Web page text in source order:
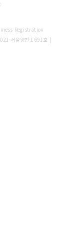
Registration
서울양천-1691호 |